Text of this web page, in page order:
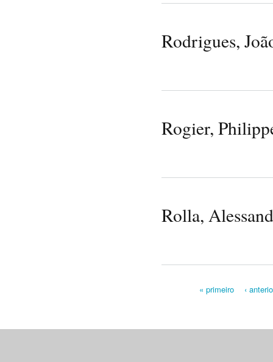
Rodrigues,
Rogier,
Rolla,
« primeiro ‹